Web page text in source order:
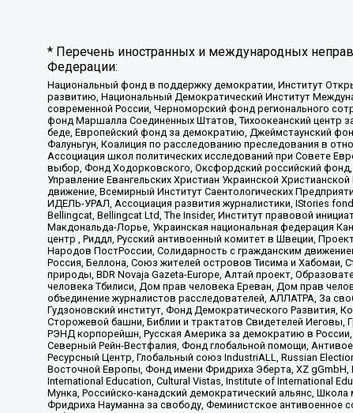
* Перечень иностранных и международных
Федерации:
Национальный фонд в поддержку демократии, Институт
развитию, Национальный Демократический Институт
современной России, Черноморский фонд регионального
фонд Маршалла Соединенных Штатов, Тихоокеанский центр
беде, Европейский фонд за демократию, Джеймстаунский
Фалуньгун, Коалиция по расследованию преследования в
Ассоциация школ политических исследований при Совете
выбор, Фонд Ходорковского, Оксфордский российский
Управление Евангельских Христиан Украинской
движение, Всемирный Институт Саентологических
ИДЕЛЬ-УРАЛ, Ассоциация развития журналистики, IStories
Bellingcat, Bellingcat Ltd, The Insider, Институт правовой
Макдональда-Лорье, Украинская национальная федерация
центр , Риддл, Русский антивоенный комитет в Швеции,
Народов ПостРоссии, Солидарность с гражданским
Россия, Беллона, Союз жителей островов Тисима и Хабомаи,
природы, BDR Novaja Gazeta-Europe, Алтай проект,
человека Тбилиси, Дом прав человека Ереван, Дом прав
объединение журналистов расследователей, АЛЛАТРА, За
Гудзоновский институт, Фонд Демократического Развития,
Сторожевой башни, Библии и трактатов Свидетелей Иеговы,
РЭНД корпорейшн, Русская Америка за демократию в
Северный Рейн-Вестфалия, Фонд глобальной помощи,
Ресурсный Центр, Глобальный союз IndustriALL, Russian
Восточной Европы, Фонд имени Фридриха Эберта, XZ
International Education, Cultural Vistas, Institute of International
Мунка, Российско-канадский демократический альянс,
Фридриха Науманна за свободу, Феминистское антивоенное